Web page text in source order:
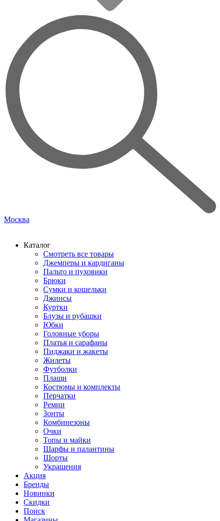
Москва
Каталог
Смотреть все товары
Джемперы и кардиганы
Пальто и пуховики
Брюки
Сумки и кошельки
Джинсы
Куртки
Блузы и рубашки
Юбки
Головные уборы
Платья и сарафаны
Пиджаки и жакеты
Жилеты
Футболки
Плащи
Костюмы и комплекты
Перчатки
Ремни
Зонты
Комбинезоны
Очки
Топы и майки
Шарфы и палантины
Шорты
Украшения
Акция
Бренды
Новинки
Скидки
Поиск